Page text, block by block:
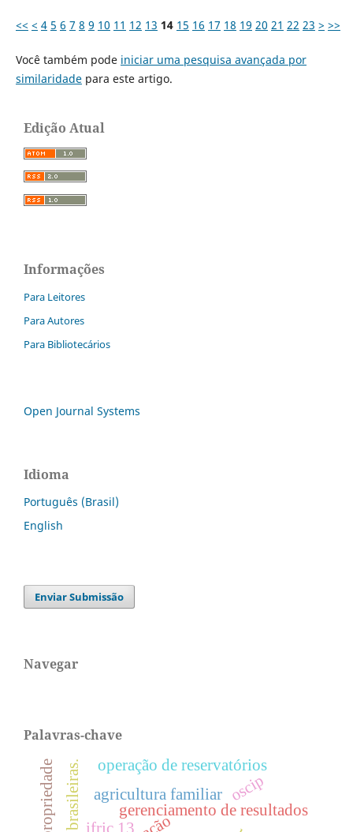
<< < 4 5 6 7 8 9 10 11 12 13 14 15 16 17 18 19 20 21 22 23 > >>
Você também pode iniciar uma pesquisa avançada por
similaridadepara este artigo.
Edição Atual
Informações
Para Leitores
Para Autores
Para Bibliotecários
Open Journal Systems
Idioma
Português (Brasil)
English
Enviar Submissão
Navegar
Palavras-chave
gerenciamento de resultados
agricultura familiar oscip
ifric 13
operação de reservatórios